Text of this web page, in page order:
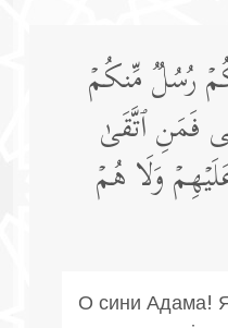
رُسُلࣱ مِّنكُمۡ
فَمَنِ ٱتَّقَىٰ
وَلَا هُمۡ
О сини Адама!